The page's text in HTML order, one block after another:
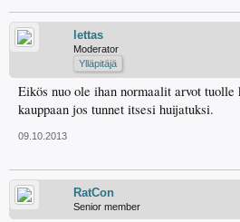
lettas
Moderator
Ylläpitäjä
Eikös nuo ole ihan normaalit arvot
kauppaan jos tunnet itsesi huijatuksi.
09.10.2013
RatCon
Senior member